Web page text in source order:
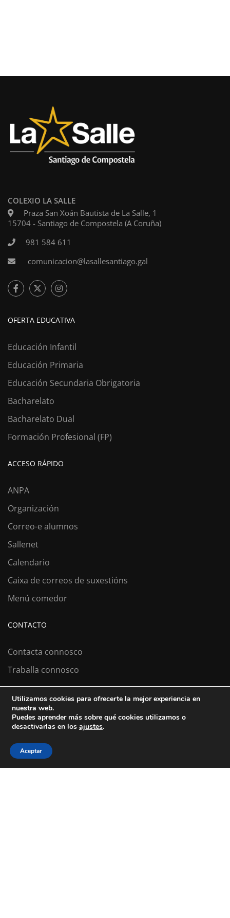
COLEXIO LA SALLE
Praza San Xoán Bautista de La Salle, 1
15704 - Santiago de Compostela (A Coruña)
981 584 611
comunicacion@lasallesantiago.gal
OFERTA EDUCATIVA
Educación Infantil
Educación Primaria
Educación Secundaria Obrigatoria
Bacharelato
Bacharelato Dual
Formación Profesional (FP)
ACCESO RÁPIDO
ANPA
Organización
Correo-e alumnos
Sallenet
Calendario
Caixa de correos de suxestións
Menú comedor
CONTACTO
Contacta connosco
Traballa connosco
Colexio La Salle Santiago
Aviso Legal
Política de cookies
Política de privacidad
Utilizamos cookies para ofrecerte la mejor experiencia en
nuestra web.
Puedes aprender más sobre qué cookies utilizamos o
desactivarlas en los ajustes.
Aceptar